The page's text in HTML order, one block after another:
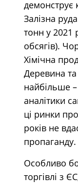
демонструє
Залізна
тонн у 2021
обсягів).
Хімічна
Деревина
найбільше –
аналітики
ці ринки
років не
пропаганду.
Особливо
торгівлі з